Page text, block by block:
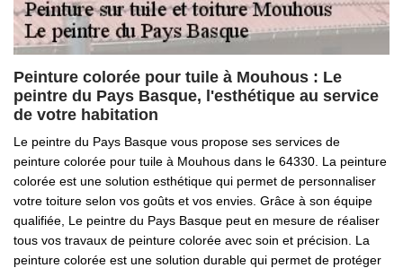
Peinture colorée pour tuile à Mouhous : Le
peintre du Pays Basque, l'esthétique au service
de votre habitation
Le peintre du Pays Basque vous propose ses services de
peinture colorée pour tuile à Mouhous dans le 64330. La peinture
colorée est une solution esthétique qui permet de personnaliser
votre toiture selon vos goûts et vos envies. Grâce à son équipe
qualifiée, Le peintre du Pays Basque peut en mesure de réaliser
tous vos travaux de peinture colorée avec soin et précision. La
peinture colorée est une solution durable qui permet de protéger